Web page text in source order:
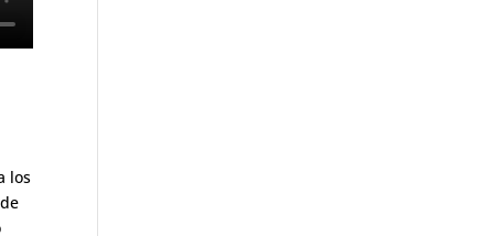
los